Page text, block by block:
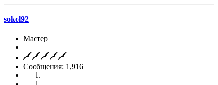
sokol92
Мастер
Сообщения: 1,916